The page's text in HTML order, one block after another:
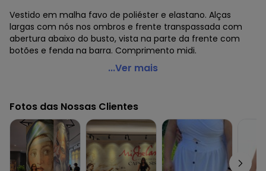
Vestido em malha favo de poliéster e elastano. Alças
largas com nós nos ombros e frente transpassada com
abertura abaixo do busto, vista na parte da frente com
botões e fenda na barra. Comprimento midi.
Quintess - Vestido com Botões Frontais Branco
Modelagem: Solto
Comprimento: Midi
Decote frente: Transpassado
Complemento: Botões decorativos; fenda(s); franzido
Observação: Malha favo
Tecido: Malha jacquard
...Ver mais
Fotos das Nossas Clientes